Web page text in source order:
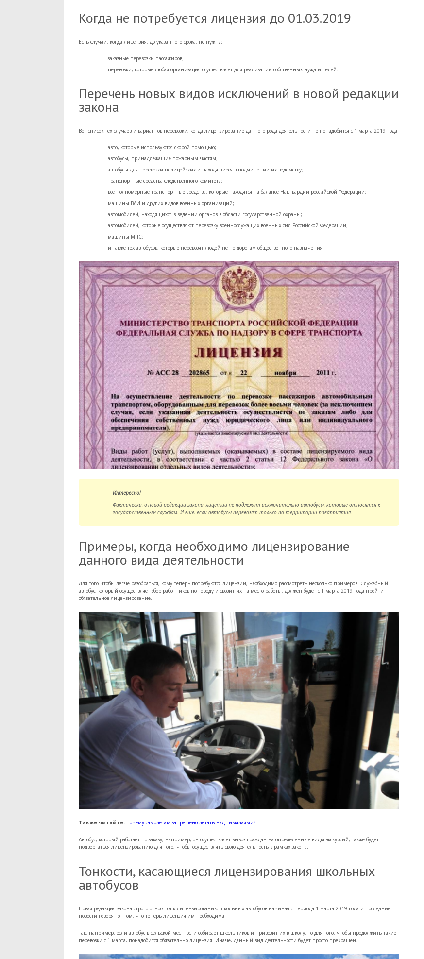
Когда не потребуется лицензия до 01.03.2019
Есть случаи, когда лицензия, до указанного срока, не нужна:
заказные перевозки пассажиров;
перевозки, которые любая организация осуществляет для реализации собственных нужд и целей.
Перечень новых видов исключений в новой редакции
закона
Вот список тех случаев и вариантов перевозки, когда лицензирование данного рода деятельности не понадобится с 1 марта 2019 года:
авто, которые используются скорой помощью;
автобусы, принадлежащие пожарным частям;
автобусы для перевозки полицейских и находящиеся в подчинении их ведомству;
транспортные средства следственного комитета;
все полномерные транспортные средства, которые находятся на балансе Нацгвардии российской Федерации;
машины ВАИ и других видов военных организаций;
автомобилей, находящихся в ведении органов в области государственной охраны;
автомобилей, которые осуществляют перевозку военнослужащих военных сил Российской Федерации;
машины МЧС;
и также тех автобусов, которые перевозят людей не по дорогам общественного назначения.
Интересно!
Фактически, в новой редакции закона, лицензии не подлежат исключительно автобусы, которые относятся к
государственным службам. И еще, если автобусы перевозят только по территории предприятия.
Примеры, когда необходимо лицензирование
данного вида деятельности
Для того чтобы легче разобраться, кому теперь потребуются лицензии, необходимо рассмотреть несколько примеров. Служебный
автобус, который осуществляет сбор работников по городу и свозит их на место работы, должен будет с 1 марта 2019 года пройти
обязательное лицензирование.
Также читайте: Почему самолетам запрещено летать над Гималаями?
Автобус, который работает по заказу, например, он осуществляет вывоз граждан на определенные виды экскурсий, также будет
подвергаться лицензированию для того, чтобы осуществлять свою деятельность в рамках закона.
Тонкости, касающиеся лицензирования школьных
автобусов
Новая редакция закона строго относятся к лицензированию школьных автобусов начиная с периода 1 марта 2019 года и последние
новости говорят от том, что теперь лицензия им необходима.
Так, например, если автобус в сельской местности собирает школьников и привозит их в школу, то для того, чтобы продолжить такие
перевозки с 1 марта, понадобится обязательно лицензия. Иначе, данный вид деятельности будет просто прекращен.